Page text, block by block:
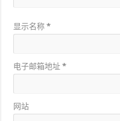
显示名称*
电子邮箱地址*
网站